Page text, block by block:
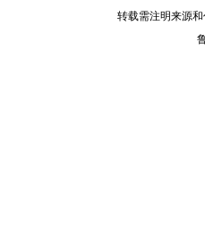
转载需注明来源